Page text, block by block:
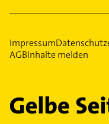
Impressum
AGBInhalte melden